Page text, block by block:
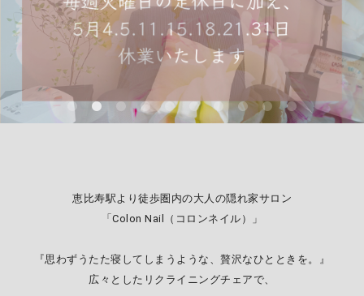
ご案内
恵比寿駅より徒歩圏内の大人の隠れ家サロン
「Colon Nail（コロンネイル）」
『思わずうたた寝してしまうような、贅沢なひとときを。』
広々としたリクライニングチェアで、